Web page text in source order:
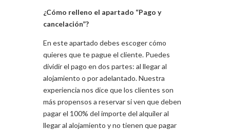
¿Cómo relleno el apartado “Pago y
cancelación”?
En este apartado debes escoger cómo
quieres que te pague el cliente. Puedes
dividir el pago en dos partes: al llegar al
alojamiento o por adelantado. Nuestra
experiencia nos dice que los clientes son
más propensos a reservar si ven que deben
pagar el 100% del importe del alquiler al
llegar al alojamiento y no tienen que pagar